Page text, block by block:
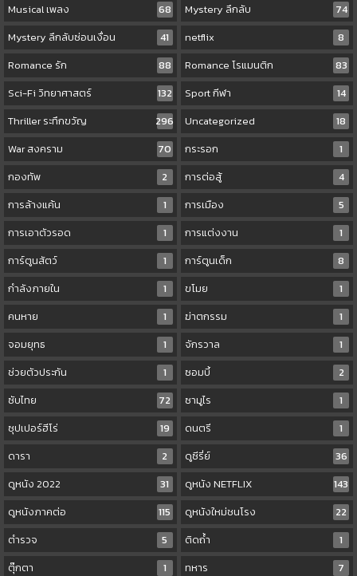
Musical เพลง
68 Mystery ลึกลับ
74
Mystery ลึกลับซ่อนเงื่อน
41 netflix
8
Romance รัก
88 Romance โรแมนติก
83
Sci-Fi วิทยาศาสตร์
132 Sport กีฬา
14
Thriller ระทึกขวัญ
296 Uncategorized
18
War สงคราม
70 กระรอก
1
กองทัพ
2 การต่อสู้
4
การล้างแค้น
1 การเมือง
5
การเอาตัวรอด
1 การแต่งงาน
1
การ์ตูนสัตว์
1 การ์ตูนเด็ก
8
กำลังภายใน
1 ขโมย
1
คนหาย
1 ฆ่าตกรรม
1
จอมยุทธ
1 จักรวาล
1
ช่วยตัวประกัน
1 ซอมบี้
2
ซับไทย
72 ซามูไร
1
ซุปเปอร์ฮีโร่
19 ดนตรี
1
ดารา
2 ดูซีรี่ย์
36
ดูหนัง 2022
31 ดูหนัง NETFLIX
143
ดูหนังภาคต่อ
115 ดูหนังใหม่ชนโรง
22
ตำรวจ
5 ติดถ้ำ
1
ตุ๊กตา
1 ทหาร
7